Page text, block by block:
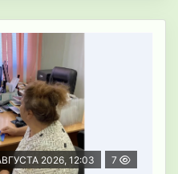
2026, 12:03 7